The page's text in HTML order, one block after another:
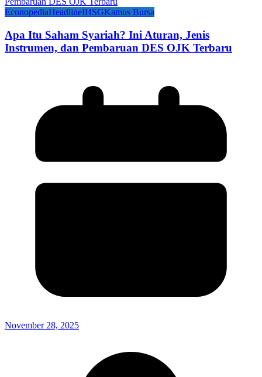
EconopediaHeadlineIHSGKamus Bursa
Apa Itu Saham Syariah? Ini Aturan, Jenis
Instrumen, dan Pembaruan DES OJK Terbaru
November 28, 2025